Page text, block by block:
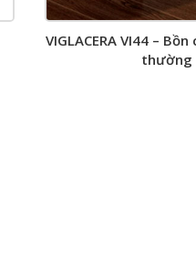
VIGLACERA VI44 –
thường